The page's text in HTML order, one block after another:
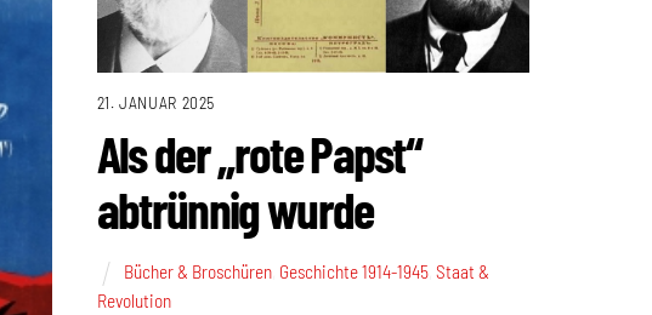
21. JANUAR 2025
Als der „rote Papst“
abtrünnig wurde
Bücher & Broschüren, Geschichte 1914-1945, Staat &
Revolution